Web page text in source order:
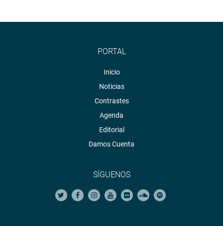
PORTAL
Inicio
Noticias
Contrastes
Agenda
Editorial
Damos Cuenta
SÍGUENOS